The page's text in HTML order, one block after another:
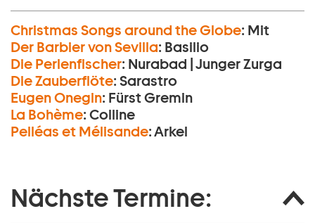
Christmas Songs around the Globe: Mit
Der Barbier von Sevilla: Basilio
Die Perlen­fischer: Nurabad | Junger Zurga
Die Zauberflöte: Sarastro
Eugen Onegin: Fürst Gremin
La Bohème: Colline
Pelléas et Mélisande:Arkel
Nächste Termine: